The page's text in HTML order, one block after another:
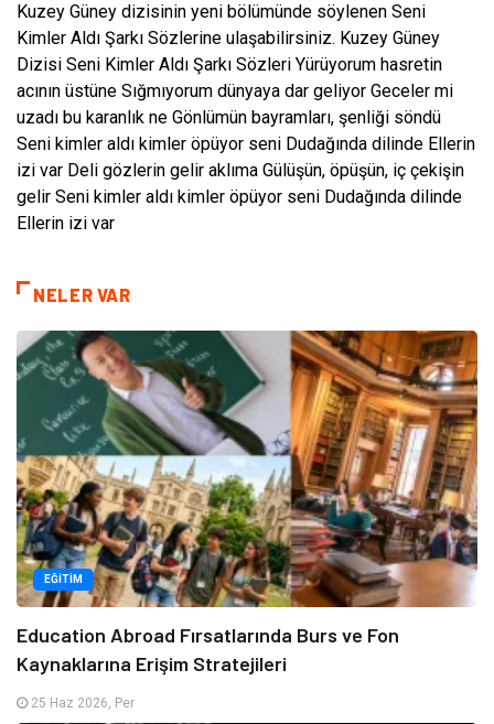
Kuzey Güney dizisinin yeni bölümünde söylenen Seni
Kimler Aldı Şarkı Sözlerine ulaşabilirsiniz. Kuzey Güney
Dizisi Seni Kimler Aldı Şarkı Sözleri Yürüyorum hasretin
acının üstüne Sığmıyorum dünyaya dar geliyor Geceler mi
uzadı bu karanlık ne Gönlümün bayramları, şenliği söndü
Seni kimler aldı kimler öpüyor seni Dudağında dilinde Ellerin
izi var Deli gözlerin gelir aklıma Gülüşün, öpüşün, iç çekişin
gelir Seni kimler aldı kimler öpüyor seni Dudağında dilinde
Ellerin izi var
NELER VAR
EĞITIM
Education Abroad Fırsatlarında Burs ve Fon
Kaynaklarına Erişim Stratejileri
25 Haz 2026, Per